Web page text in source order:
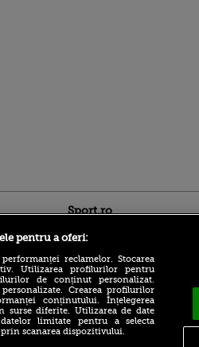
Sport.ro
Bogdan Lobonț și Robert
Niță sunt invitații lui Andrei
Grecu, ACUM, la VOYO
pentru a oferi:
reclamelor. Stocarea
Utilizarea profilurilor pentru
de conținut personalizat.
Crearea profilurilor
conținutului. Înțelegerea
diferite. Utilizarea de date
limitate pentru a selecta
scanarea dispozitivului.